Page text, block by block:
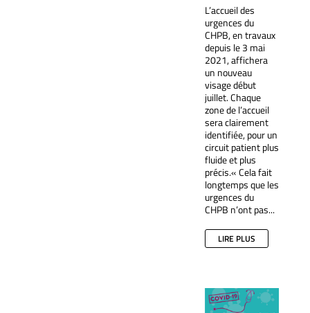
L’accueil des
urgences du
CHPB, en travaux
depuis le 3 mai
2021, affichera
un nouveau
visage début
juillet. Chaque
zone de l’accueil
sera clairement
identifiée, pour un
circuit patient plus
fluide et plus
précis.« Cela fait
longtemps que les
urgences du
CHPB n’ont pas...
LIRE PLUS